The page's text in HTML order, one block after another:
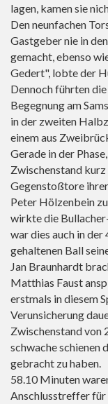
lagen, kamen sie
Den neunfachen
Gastgeber nie in
gemacht, ebenso
Gedert", lobte der
Dennoch führten
Begegnung am
in der zweiten
einem aus
Gerade in der
Zwischenstand kurz
Gegenstoßtore
Peter Hölzenbein
wirkte die
war dies auch in der
gehaltenen Ball
Jan Braunhardt
Matthias Faust
erstmals in diesem
Verunsicherung
Zwischenstand von
schwache schienen
gebracht zu haben.
58.10 Minuten
Anschlusstreffer